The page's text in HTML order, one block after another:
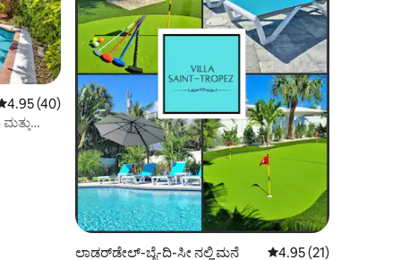
ರಲ್ಲಿ 4.95 ಸರಾಸರಿ ರೇಟಿಂಗ್, 40 ವಿಮರ್ಶೆಗಳು
4.95 (40)
ಲಾಡರ್‌ಡೇಲ್-ಬೈ-ದಿ-ಸೀ ನಲ್ಲಿ ಮನೆ 5 ರಲ್ಲಿ 4.95 ಸರಾಸರಿ
4.95 (21)